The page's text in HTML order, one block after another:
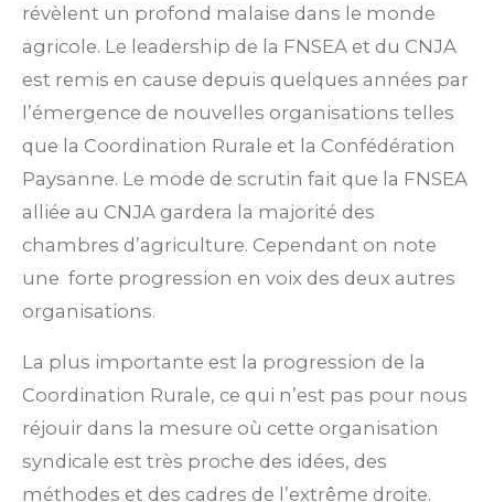
révèlent un profond malaise dans le monde
agricole. Le leadership de la FNSEA et du CNJA
est remis en cause depuis quelques années par
l’émergence de nouvelles organisations telles
que la Coordination Rurale et la Confédération
Paysanne. Le mode de scrutin fait que la FNSEA
alliée au CNJA gardera la majorité des
chambres d’agriculture. Cependant on note
une forte progression en voix des deux autres
organisations.
La plus importante est la progression de la
Coordination Rurale, ce qui n’est pas pour nous
réjouir dans la mesure où cette organisation
syndicale est très proche des idées, des
méthodes et des cadres de l’extrême droite.